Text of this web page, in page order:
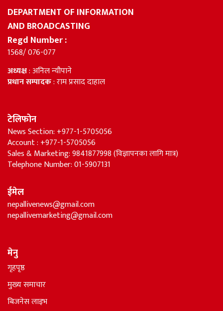
DEPARTMENT OF INFORMATION
AND BROADCASTING
Regd Number :
1568/ 076-077
अध्यक्ष: अनिल न्यौपाने
प्रधान सम्पादक: राम प्रसाद दाहाल
टेलिफोन
News Section: +977-1-5705056
Account : +977-1-5705056
Sales & Marketing: 9841877998 (विज्ञापनका लागि मात्र)
Telephone Number: 01-5907131
ईमेल
nepallivenews@gmail.com
nepallivemarketing@gmail.com
मेनु
गृहपृष्ठ
मुख्य समाचार
बिजनेस लाइभ